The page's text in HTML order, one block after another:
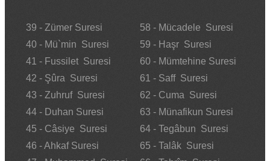
39 - Zümer Suresi
40 - Mü`min Suresi
41 - Fussilet Suresi
42 - Şûra Suresi
43 - Zuhruf Suresi
44 - Duhan Suresi
45 - Câsiye Suresi
46 - Ahkaf Suresi
58 - Mücadele Suresi
59 - Haşr Suresi
60 - Mümtehine Suresi
61 - Saff Suresi
62 - Cuma Suresi
63 - Münafikun Suresi
64 - Tegâbun Suresi
65 - Talâk Suresi